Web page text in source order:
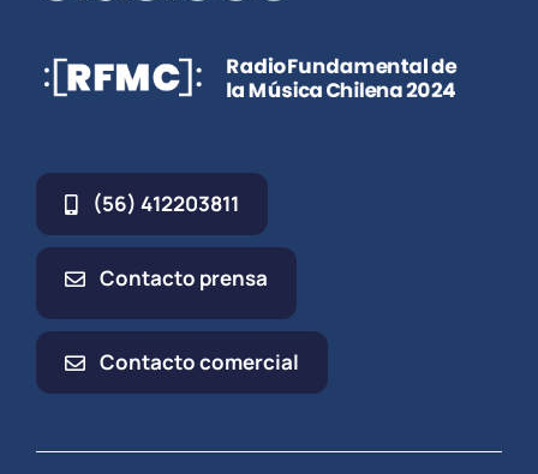
(56) 412203811
Contacto prensa
Contacto comercial